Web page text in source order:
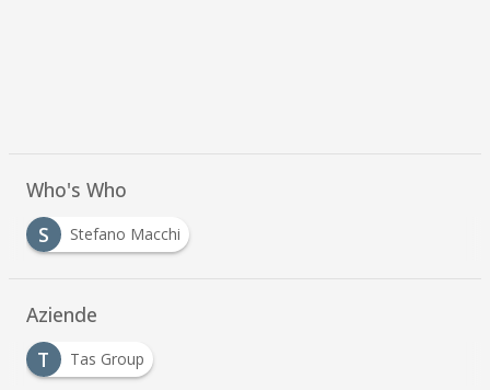
Who's Who
S
Stefano Macchi
Aziende
T
Tas Group